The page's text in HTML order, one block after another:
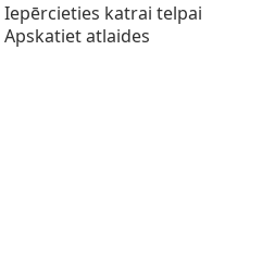
Iepērcieties katrai telpai
Apskatiet atlaides